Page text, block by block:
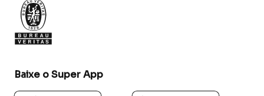
Baixe o Super App